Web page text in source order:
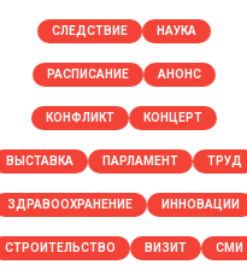
СЛЕДСТВИЕ НАУКА
РАСПИСАНИЕ АНОНС
КОНФЛИКТ КОНЦЕРТ
ВЫСТАВКА ПАРЛАМЕНТ ТРУД
ЗДРАВООХРАНЕНИЕ ИННОВАЦИИ
СТРОИТЕЛЬСТВО ВИЗИТ СМИ